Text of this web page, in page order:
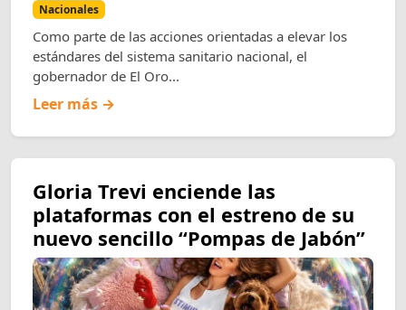
Nacionales
Como parte de las acciones orientadas a elevar los
estándares del sistema sanitario nacional, el
gobernador de El Oro...
Leer más →
Gloria Trevi enciende las
plataformas con el estreno de su
nuevo sencillo “Pompas de Jabón”